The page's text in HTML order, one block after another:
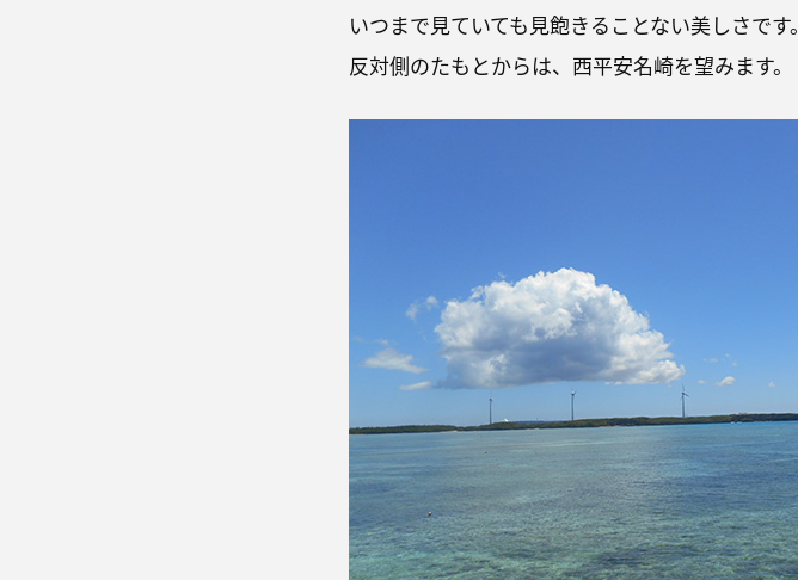
いつまで見ていても見飽きることない美しさです。
反対側のたもとからは、西平安名崎を望みます。